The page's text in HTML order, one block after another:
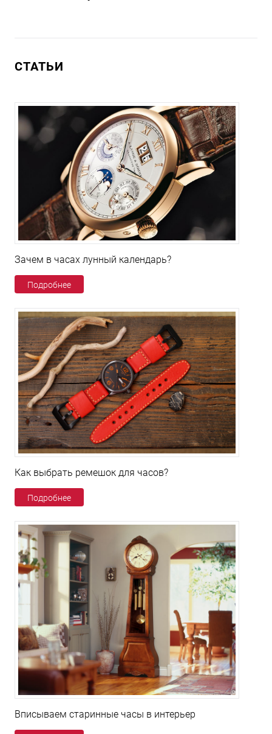
СТАТЬИ
Зачем в часах лунный календарь?
Подробнее
Как выбрать ремешок для часов?
Подробнее
Вписываем старинные часы в интерьер